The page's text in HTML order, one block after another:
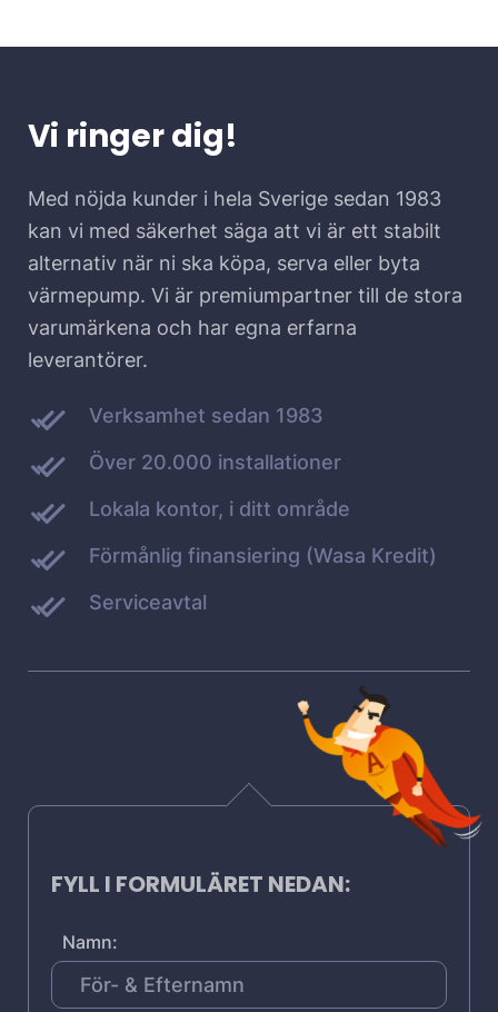
Vi ringer dig!
Med nöjda kunder i hela Sverige sedan 1983
kan vi med säkerhet säga att vi är ett stabilt
alternativ när ni ska köpa, serva eller byta
värmepump. Vi är premiumpartner till de stora
varumärkena och har egna erfarna
leverantörer.
Verksamhet sedan 1983
Över 20.000 installationer
Lokala kontor, i ditt område
Förmånlig finansiering (Wasa Kredit)
Serviceavtal
FYLL I FORMULÄRET NEDAN:
Namn: